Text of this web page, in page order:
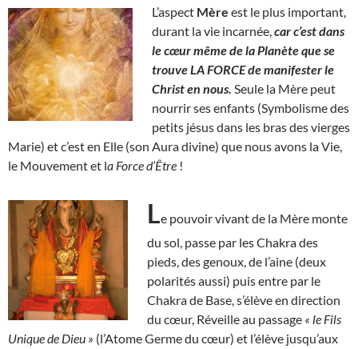
L’aspect Mère est le plus important,
durant la vie incarnée, car c’est dans
le cœur même de la Planète que se
trouve LA FORCE de manifester le
Christ en nous. Seule la Mère peut
nourrir ses enfants (Symbolisme des
petits jésus dans les bras des vierges
Marie) et c’est en Elle (son Aura divine) que nous avons la Vie,
le Mouvement et la Force d’Être !
Le pouvoir vivant de la Mère monte
du sol, passe par les Chakra des
pieds, des genoux, de l’aine (deux
polarités aussi) puis entre par le
Chakra de Base, s’élève en direction
du cœur, Réveille au passage « le Fils
Unique de Dieu » (l’Atome Germe du cœur) et l’élève jusqu’aux